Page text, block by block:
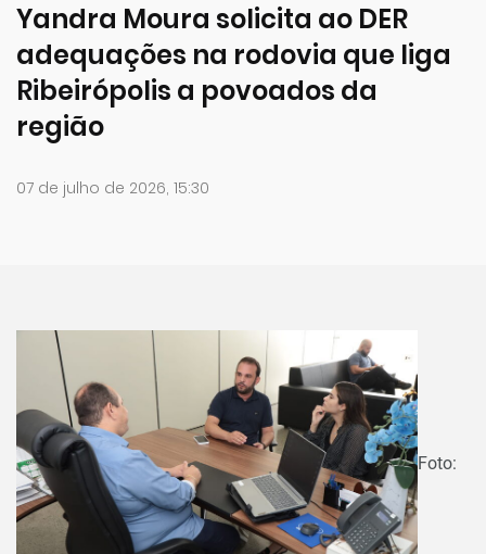
Yandra Moura solicita ao DER
adequações na rodovia que liga
Ribeirópolis a povoados da
região
07 de julho de 2026, 15:30
Foto: